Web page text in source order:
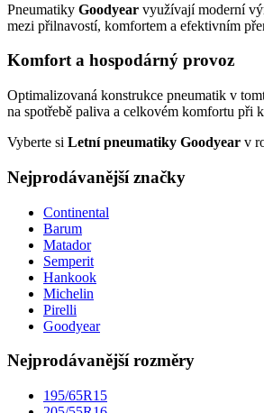
Pneumatiky Goodyear využívají moderní
mezi přilnavostí, komfortem a efektivním
Komfort a hospodárný provoz
Optimalizovaná konstrukce pneumatik v
na spotřebě paliva a celkovém komfortu při
Vyberte si Letní pneumatiky Goodyear v
Nejprodávanější značky
Continental
Barum
Matador
Semperit
Hankook
Michelin
Pirelli
Goodyear
Nejprodávanější rozměry
195/65R15